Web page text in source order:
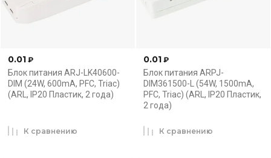
0.01 ₽
Блок питания ARJ-LK40600-
DIM (24W, 600mA, PFC, Triac)
(ARL, IP20 Пластик, 2 года)
К сравнению
0.01 ₽
Блок питания ARPJ-
DIM361500-L (54W, 1500mA,
PFC, Triac) (ARL, IP20 Пластик,
2 года)
К сравнению